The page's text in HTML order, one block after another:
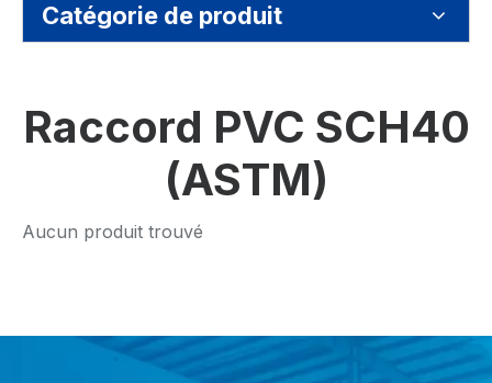
Catégorie de produit
Raccord PVC SCH40
(ASTM)
Aucun produit trouvé